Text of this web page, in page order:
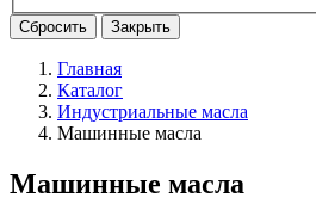
Сбросить Закрыть
Главная
Каталог
Индустриальные масла
Машинные масла
Машинные масла